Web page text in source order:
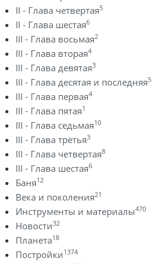
II - Глава четвертая5
II - Глава шестая6
III - Глава восьмая2
III - Глава вторая4
III - Глава девятая3
III - Глава десятая и последняя5
III - Глава первая4
III - Глава пятая1
III - Глава седьмая10
III - Глава третья3
III - Глава четвертая8
III - Глава шестая6
Баня12
Века и поколения21
Инструменты и материалы470
Новости32
Планета18
Постройки1374